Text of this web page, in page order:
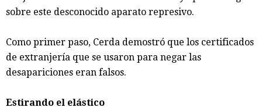
sobre este desconocido aparato represivo.
Como primer paso, Cerda demostró que los certificados
de extranjería que se usaron para negar las
desapariciones eran falsos.
Estirando el elástico